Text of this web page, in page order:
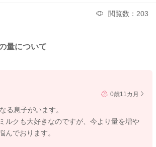
閲覧数：203
量について
0歳11カ月
る息子がいます。
ルクも大好きなのですが、今より量を増や
んでおります。